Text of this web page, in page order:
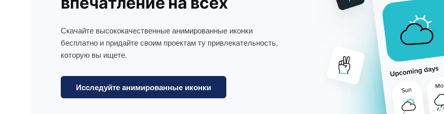
Скачайте высококачественные анимированные иконки
бесплатно и придайте своим проектам ту привлекательность,
которую вы ищете.
Исследуйте анимированные иконки